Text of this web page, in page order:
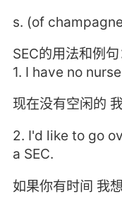
s. (of
SEC的用法和例句
1. I have no
现在没有空闲的
2. I'd like to go
a SEC.
如果你有时间 我